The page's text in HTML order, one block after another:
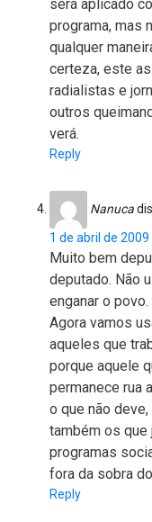
será aplicado
programa, mas
qualquer
certeza, este
radialistas e
outros
verá.
Reply
Nanuca
1 de abril de 2009
Muito bem
deputado. Não
enganar o povo.
Agora vamos
aqueles que
porque aquele
permanece rua
o que não
também os
programas
fora da sobra
Reply